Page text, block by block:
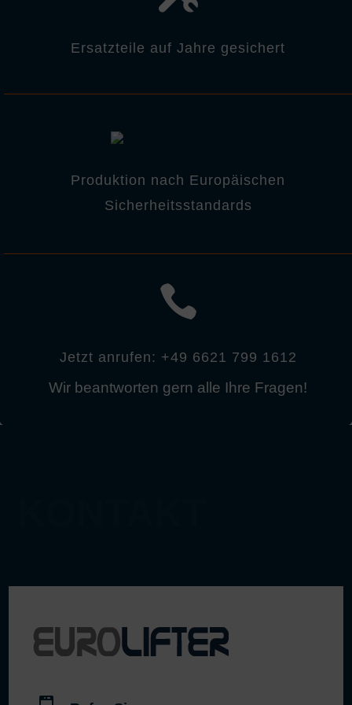
Ersatzteile auf Jahre gesichert
Produktion nach Europäischen
Sicherheitsstandards

Jetzt anrufen: +49 6621 799 1612
Wir beantworten gern alle Ihre Fragen!
Endgeräteeigenschaften zur Identifikation aktiv abfragen